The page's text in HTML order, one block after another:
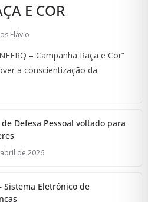
E COR
Flávio
– Campanha Raça e Cor”
a conscientização da
Defesa Pessoal voltado para
de 2026
Sistema Eletrônico de